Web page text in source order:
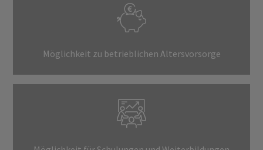
Möglichkeit zu betrieblichen Altersvorsorge